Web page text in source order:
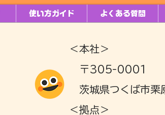
使い方ガイド よくある質問
＜本社＞
〒305-0001
茨城県つくば市
＜拠点＞